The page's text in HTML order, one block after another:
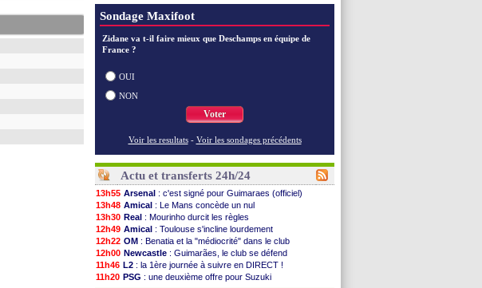
Sondage Maxifoot
Zidane va t-il faire mieux que Deschamps en équipe de
France ?
OUI
NON
Voter
Voir les resultats - Voir les sondages précédents
Actu et transferts 24h/24
13h55 Arsenal : c'est signé pour Guimaraes (officiel)
13h48 Amical : Le Mans concède un nul
13h30 Real : Mourinho durcit les règles
12h49 Amical : Toulouse s'incline lourdement
12h22 OM : Benatia et la "médiocrité" dans le club
12h00 Newcastle : Guimarães, le club se défend
11h46 L2 : la 1ère journée à suivre en DIRECT !
11h20 PSG : une deuxième offre pour Suzuki